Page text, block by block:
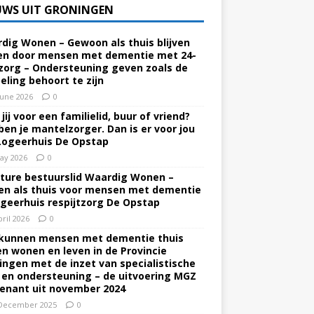
UIT GRONINGEN
Wonen – Gewoon als thuis blijven
door mensen met dementie met 24-
– Ondersteuning geven zoals de
behoort te zijn
2026 0
jij voor een familielid, buur of vriend?
je mantelzorger. Dan is er voor jou
De Opstap
2026 0
bestuurslid Waardig Wonen –
als thuis voor mensen met dementie
respijtzorg De Opstap
2026 0
mensen met dementie thuis
wonen en leven in de Provincie
met de inzet van specialistische
ondersteuning – de uitvoering MGZ
uit november 2024
2025 0